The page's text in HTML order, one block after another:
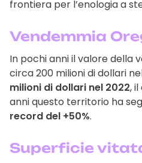
frontiera per l’enologia a
Vendemmia
In pochi anni il valore della
circa 200 milioni di dollari
milioni di dollari nel 2022,
anni questo territorio ha
record del +50%.
Superficie